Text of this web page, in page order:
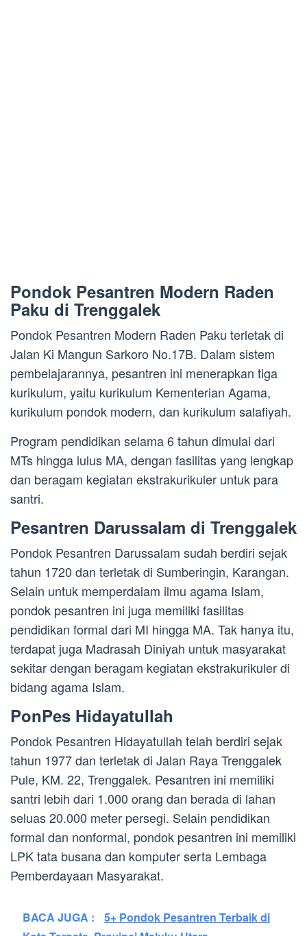
Pondok Pesantren Modern Raden
Paku di Trenggalek
Pondok Pesantren Modern Raden Paku terletak di
Jalan Ki Mangun Sarkoro No.17B. Dalam sistem
pembelajarannya, pesantren ini menerapkan tiga
kurikulum, yaitu kurikulum Kementerian Agama,
kurikulum pondok modern, dan kurikulum salafiyah.
Program pendidikan selama 6 tahun dimulai dari
MTs hingga lulus MA, dengan fasilitas yang lengkap
dan beragam kegiatan ekstrakurikuler untuk para
santri.
Pesantren Darussalam di Trenggalek
Pondok Pesantren Darussalam sudah berdiri sejak
tahun 1720 dan terletak di Sumberingin, Karangan.
Selain untuk memperdalam ilmu agama Islam,
pondok pesantren ini juga memiliki fasilitas
pendidikan formal dari MI hingga MA. Tak hanya itu,
terdapat juga Madrasah Diniyah untuk masyarakat
sekitar dengan beragam kegiatan ekstrakurikuler di
bidang agama Islam.
PonPes Hidayatullah
Pondok Pesantren Hidayatullah telah berdiri sejak
tahun 1977 dan terletak di Jalan Raya Trenggalek
Pule, KM. 22, Trenggalek. Pesantren ini memiliki
santri lebih dari 1.000 orang dan berada di lahan
seluas 20.000 meter persegi. Selain pendidikan
formal dan nonformal, pondok pesantren ini memiliki
LPK tata busana dan komputer serta Lembaga
Pemberdayaan Masyarakat.
BACA JUGA :
5+ Pondok Pesantren Terbaik di